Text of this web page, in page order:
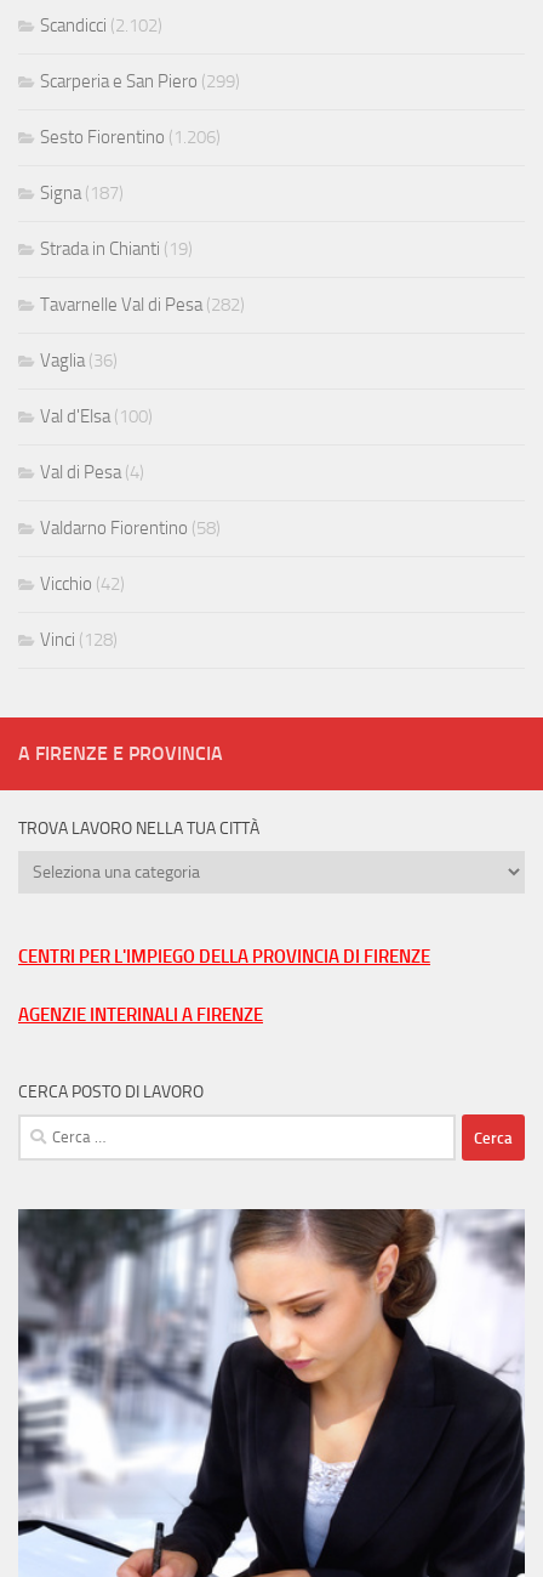
Scandicci (2.102)
Scarperia e San Piero (299)
Sesto Fiorentino (1.206)
Signa(187)
Strada in Chianti (19)
Tavarnelle Val di Pesa(282)
Vaglia(36)
Val d'Elsa(100)
Val di Pesa(4)
Valdarno Fiorentino (58)
Vicchio (42)
Vinci (128)
A FIRENZE E PROVINCIA
TROVA LAVORO NELLA TUA CITTÀ
Trova
tua
CENTRI PER L'IMPIEGO DELLA PROVINCIA DI FIRENZE
AGENZIE INTERINALI A FIRENZE
CERCA POSTO DI LAVORO
Ricerca
per: